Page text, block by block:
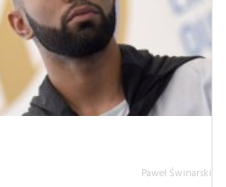
Paweł Świnarski